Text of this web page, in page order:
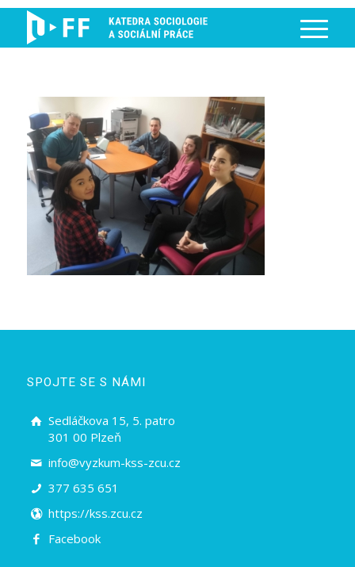
SPOJTE SE S NÁMI
Sedláčkova 15, 5. patro
301 00 Plzeň
info@vyzkum-kss-zcu.cz
377 635 651
https://kss.zcu.cz
Facebook